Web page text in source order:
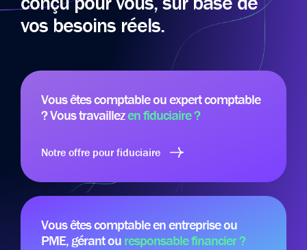
vos besoins réels.
Vous êtes comptable ou expert comptable
? Vous travaillezen fiduciaire ?
Notre offre pour fiduciaire
Vous êtes comptable en entreprise ou
PME, gérant ou responsable financier ?